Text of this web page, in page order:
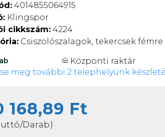
4014855064915
Klingspor
cikkszám:4224
Csiszolószalagok, tekercsek fémre
Központi raktár
meg további 2 telephelyünk
168,89 Ft
Darab)